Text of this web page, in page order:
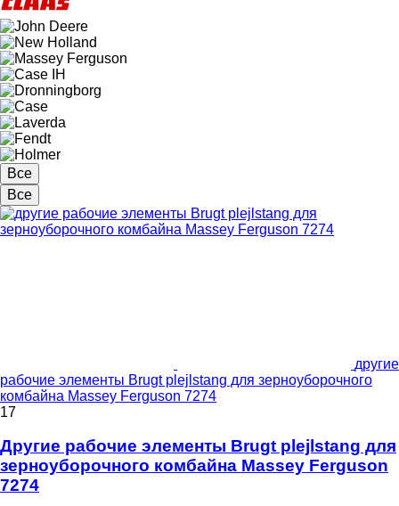
Все
Все
другие
рабочие элементы Brugt plejlstang для зерноуборочного
комбайна Massey Ferguson 7274
17
Другие рабочие элементы Brugt plejlstang для
зерноуборочного комбайна Massey Ferguson
7274